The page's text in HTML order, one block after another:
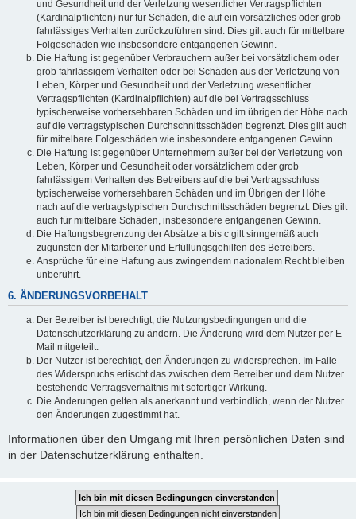
und Gesundheit und der Verletzung wesentlicher Vertragspflichten
(Kardinalpflichten) nur für Schäden, die auf ein vorsätzliches oder grob
fahrlässiges Verhalten zurückzuführen sind. Dies gilt auch für mittelbare
Folgeschäden wie insbesondere entgangenen Gewinn.
Die Haftung ist gegenüber Verbrauchern außer bei vorsätzlichem oder
grob fahrlässigem Verhalten oder bei Schäden aus der Verletzung von
Leben, Körper und Gesundheit und der Verletzung wesentlicher
Vertragspflichten (Kardinalpflichten) auf die bei Vertragsschluss
typischerweise vorhersehbaren Schäden und im übrigen der Höhe nach
auf die vertragstypischen Durchschnittsschäden begrenzt. Dies gilt auch
für mittelbare Folgeschäden wie insbesondere entgangenen Gewinn.
Die Haftung ist gegenüber Unternehmern außer bei der Verletzung von
Leben, Körper und Gesundheit oder vorsätzlichem oder grob
fahrlässigem Verhalten des Betreibers auf die bei Vertragsschluss
typischerweise vorhersehbaren Schäden und im Übrigen der Höhe
nach auf die vertragstypischen Durchschnittsschäden begrenzt. Dies gilt
auch für mittelbare Schäden, insbesondere entgangenen Gewinn.
Die Haftungsbegrenzung der Absätze a bis c gilt sinngemäß auch
zugunsten der Mitarbeiter und Erfüllungsgehilfen des Betreibers.
Ansprüche für eine Haftung aus zwingendem nationalem Recht bleiben
unberührt.
6. ÄNDERUNGSVORBEHALT
Der Betreiber ist berechtigt, die Nutzungsbedingungen und die
Datenschutzerklärung zu ändern. Die Änderung wird dem Nutzer per E-
Mail mitgeteilt.
Der Nutzer ist berechtigt, den Änderungen zu widersprechen. Im Falle
des Widerspruchs erlischt das zwischen dem Betreiber und dem Nutzer
bestehende Vertragsverhältnis mit sofortiger Wirkung.
Die Änderungen gelten als anerkannt und verbindlich, wenn der Nutzer
den Änderungen zugestimmt hat.
Informationen über den Umgang mit Ihren persönlichen Daten sind
in der Datenschutzerklärung enthalten.